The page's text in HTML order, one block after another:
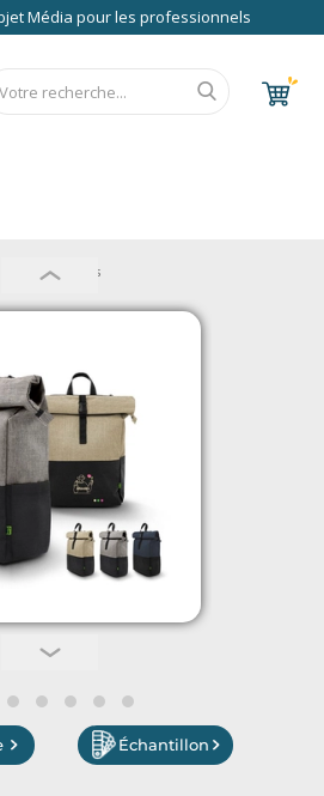
Média pour les professionnels
Sacs à Dos
Échantillon